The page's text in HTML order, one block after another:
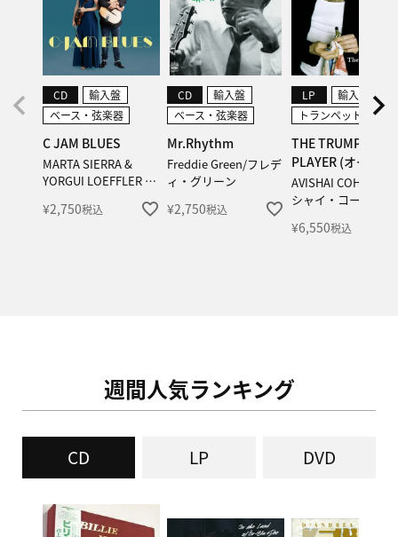
CD
輸入盤
CD
輸入盤
ピアノ・オルガン・鍵盤
MARTA SIERRA &
YORGUI LOEFFLER /
ギ・ロフラー
C JAM BLUES
CD
輸入盤
ベース・弦楽器
¥2,750税込
Freddie Green/フレデ
ィ・グリーン
Mr.Rhythm
CD
輸入盤
ベース・弦楽器
¥2,750税込
AVISHAI COHEN/ア
シャイ・コーエン
THE TRUMPET
PLAYER (オーディオ
愛好家仕様 180
Gram / 2LP)
LP
輸入盤
トランペット・金管
¥6,550税込
週間人気ランキング
CD LP DVD